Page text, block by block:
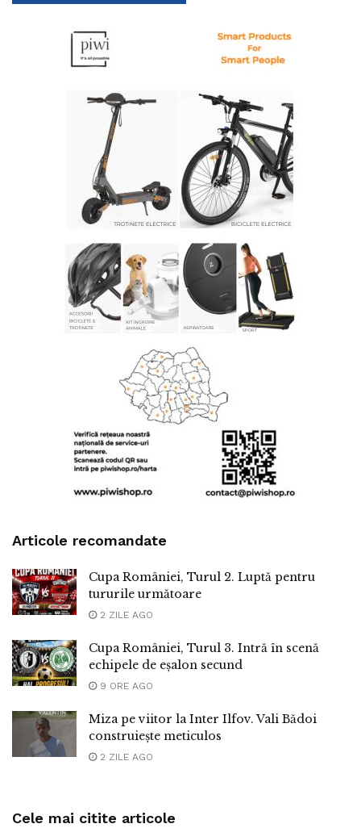
Articole recomandate
Cupa României, Turul 2. Luptă pentru
tururile următoare
2 ZILE AGO
Cupa României, Turul 3. Intră în scenă
echipele de eșalon secund
9 ORE AGO
Miza pe viitor la Inter Ilfov. Vali Bădoi
construiește meticulos
2 ZILE AGO
Cele mai citite articole